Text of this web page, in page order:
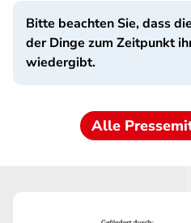
Bitte beachten Sie, dass
der Dinge zum Zeitpunkt
wiedergibt.
Alle